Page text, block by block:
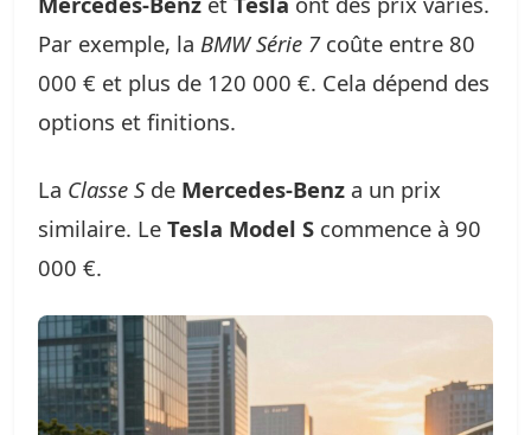
Par exemple, la BMW Série 7coûte entre 80
000 € et plus de 120 000 €. Cela dépend des
options et finitions.
La Classe Sde Mercedes-Benz a un prix
similaire. Le Tesla Model S commence à 90
000 €.